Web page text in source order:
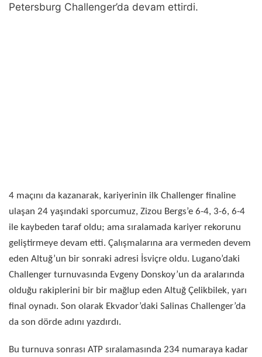
Petersburg Challenger’da devam ettirdi.
4 maçını da kazanarak, kariyerinin ilk Challenger finaline
ulaşan 24 yaşındaki sporcumuz, Zizou Bergs’e 6-4, 3-6, 6-4
ile kaybeden taraf oldu; ama sıralamada kariyer rekorunu
geliştirmeye devam etti. Çalışmalarına ara vermeden devem
eden Altuğ’un bir sonraki adresi İsviçre oldu. Lugano’daki
Challenger turnuvasında Evgeny Donskoy’un da aralarında
olduğu rakiplerini bir bir mağlup eden Altuğ Çelikbilek, yarı
final oynadı. Son olarak Ekvador’daki Salinas Challenger’da
da son dörde adını yazdırdı.
Bu turnuva sonrası ATP sıralamasında 234 numaraya kadar